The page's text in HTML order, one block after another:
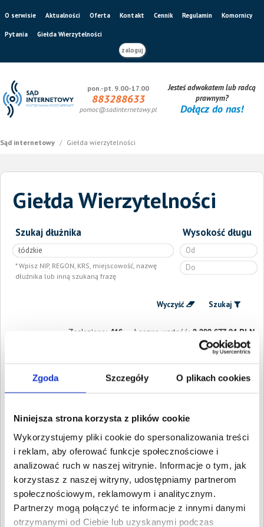
Zgoda Szczegóły O plikach cookies
Niniejsza strona korzysta z plików cookie
Wykorzystujemy pliki cookie do spersonalizowania treści
i reklam, aby oferować funkcje społecznościowe i
analizować ruch w naszej witrynie. Informacje o tym, jak
korzystasz z naszej witryny, udostępniamy partnerom
społecznościowym, reklamowym i analitycznym.
Partnerzy mogą połączyć te informacje z innymi danymi
otrzymanymi od Ciebie lub uzyskanymi podczas
O serwisie Aktualności Oferta Kontakt Cennik Regulamin Komornicy
Pytania
Giełda Wierzytelności
zaloguj
pon.-pt. 9.00-17.00
883288633
pomoc@sadinternetowy.pl
Jesteś adwokatem lub radcą
prawnym?
Dołącz do nas!
Sąd internetowy / Giełda wierzytelności
Giełda Wierzytelności
Szukaj dłużnika
Wpisz NIP, REGON, KRS, miejscowość, nazwę
dłużnika lub inną szukaną frazę
Wysokość długu
Wyczyść Szukaj
Znalezione: 416 Łączna wartość: 3 382 677,24 PLN
Data
MK LOGISTICS
MACIEJ KOZŁOWSKI
6 980,29 PLN
28 lipca
LEMONIADA
KATARZYNA
WIKTORSKA
Zgierz, Łódzkie
6 303,40 PLN
TRANSPORT
MIĘDZYNARODOWY
RAFAŁ NIJAK
Wójcice, Łódzkie
4 845,57 PLN
14 czerwca
2026
Elżbieta Damiza
Rawa Mazowiecka, Łódzkie
4 494,93 PLN
13 czerwca
2026